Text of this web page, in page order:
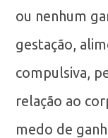
ou nenhum
gestação,
compulsiva,
relação ao
medo de